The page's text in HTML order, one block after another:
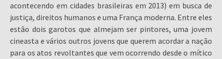
acontecendo em cidades brasileiras em 2013) em busca de
justiça, direitos humanos e uma França moderna. Entre eles
estão dois garotos que almejam ser pintores, uma jovem
cineasta e vários outros jovens que querem acordar a nação
para os atos revoltantes que vem ocorrendo desde o mítico